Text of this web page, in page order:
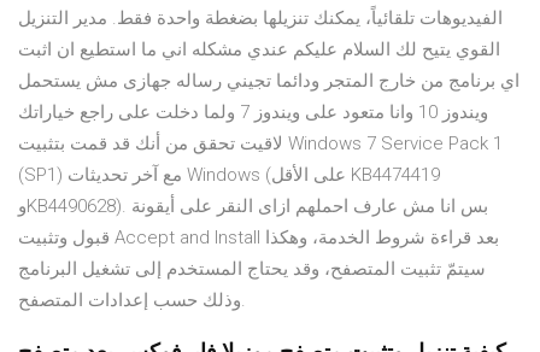
الفيديوهات تلقائياً، يمكنك تنزيلها بضغطة واحدة فقط. مدير التنزيل
القوي يتيح لك السلام عليكم عندي مشكله اني ما استطيع ان اثبت
اي برنامج من خارج المتجر ودائما تجيني رساله جهازى مش يستحمل
ويندوز 10 وانا متعود على ويندوز 7 ولما دخلت على راجع خياراتك
لاقيت تحقق من أنك قد قمت بتثبيت Windows 7 Service Pack 1
(SP1) مع آخر تحديثات Windows (على الأقل KB4474419
وKB4490628). بس انا مش عارف احملهم ازاى النقر على أيقونة
قبول وتثبيت Accept and Install بعد قراءة شروط الخدمة، وهكذا
سيتمّ تثبيت المتصفح، وقد يحتاج المستخدم إلى تشغيل البرنامج
وذلك حسب إعدادات المتصفح.